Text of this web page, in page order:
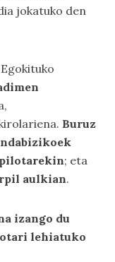
jokatuko den
Buruz
; eta
aulkian.
izango du
lehiatuko